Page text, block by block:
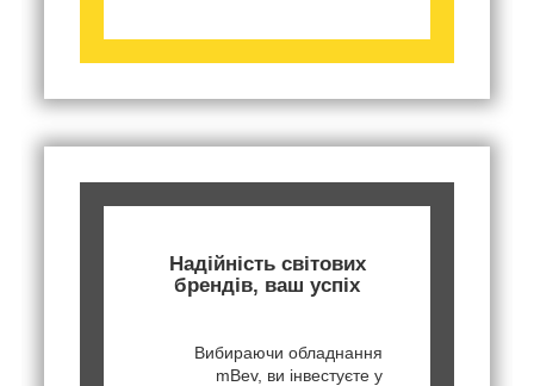
Надійність світових
брендів, ваш успіх
Вибираючи обладнання
mBev, ви інвестуєте у